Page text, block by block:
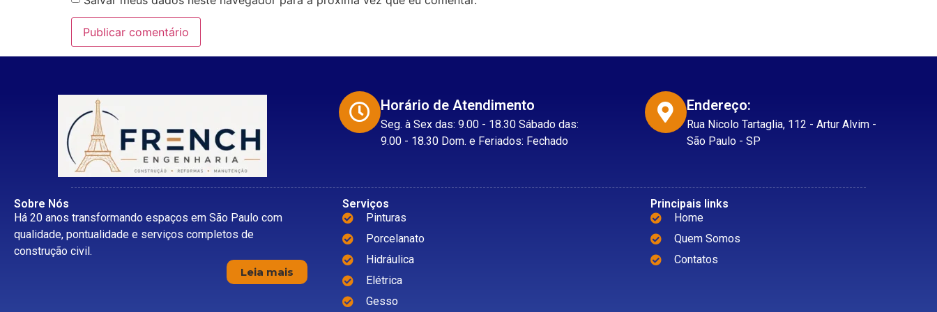
Horário de Atendimento
Seg. à Sex das: 9.00 - 18.30 Sábado das:
9.00 - 18.30 Dom. e Feriados: Fechado
Endereço:
Rua Nicolo Tartaglia, 112 - Artur Alvim -
São Paulo - SP
Sobre Nós
Há 20 anos transformando espaços em São Paulo com
qualidade, pontualidade e serviços completos de
construção civil.
Leia mais
Serviços
Pinturas
Porcelanato
Hidráulica
Elétrica
Gesso
Principais links
Home
Quem Somos
Contatos